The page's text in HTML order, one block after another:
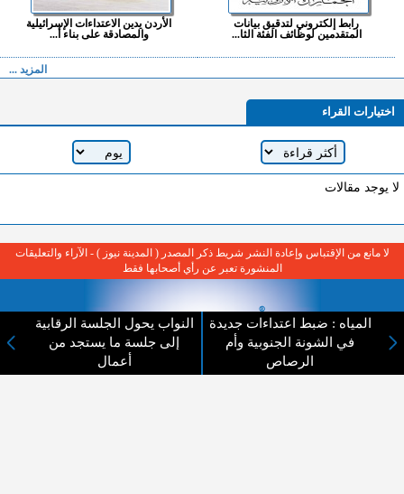
رابط إلكتروني لتدقيق بيانات
المتقدمين لوظائف الفئة الثا...
الأردن يدين الاعتداءات الإسرائيلية
والمصادقة على بناء أ...
المزيد ...
اختيارات القراء
لا يوجد مقالات
المياه : ضبط اعتداءات جديدة
في الشونة الجنوبية وأم
الرصاص
النواب يحول الجلسة الرقابية
إلى جلسة ما يستجد من
أعمال
لا مانع من الإقتباس وإعادة النشر شريط ذكر المصدر ( المدينة نيوز ) - الآراء والتعليقات
المنشورة تعبر عن رأي أصحابها فقط